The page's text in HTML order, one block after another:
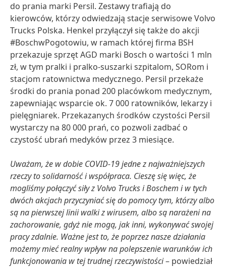
do prania marki Persil. Zestawy trafiają do
kierowców, którzy odwiedzają stacje serwisowe Volvo
Trucks Polska. Henkel przyłączył się także do akcji
#BoschwPogotowiu, w ramach której firma BSH
przekazuje sprzęt AGD marki Bosch o wartości 1 mln
zł, w tym pralki i pralko-suszarki szpitalom, SORom i
stacjom ratownictwa medycznego. Persil przekaże
środki do prania ponad 200 placówkom medycznym,
zapewniając wsparcie ok. 7 000 ratowników, lekarzy i
pielęgniarek. Przekazanych środków czystości Persil
wystarczy na 80 000 prań, co pozwoli zadbać o
czystość ubrań medyków przez 3 miesiące.
Uważam, że w dobie COVID-19 jedne z najważniejszych
rzeczy to solidarność i współpraca. Cieszę się więc, że
mogliśmy połączyć siły z Volvo Trucks i Boschem i w tych
dwóch akcjach przyczyniać się do pomocy tym, którzy albo
są na pierwszej linii walki z wirusem, albo są narażeni na
zachorowanie, gdyż nie mogą, jak inni, wykonywać swojej
pracy zdalnie. Ważne jest to, że poprzez nasze działania
możemy mieć realny wpływ na polepszenie warunków ich
funkcjonowania w tej trudnej rzeczywistości– powiedział